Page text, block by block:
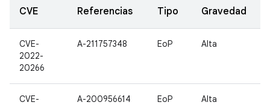
CVE Referencias Tipo Gravedad
CVE-
2022-
20266
A-211757348 EoP Alta
CVE-
A-200956614 EoP Alta